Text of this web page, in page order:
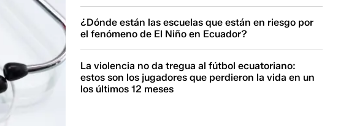
¿Dónde están las escuelas que están en riesgo por
el fenómeno de El Niño en Ecuador?
La violencia no da tregua al fútbol ecuatoriano:
estos son los jugadores que perdieron la vida en un
los últimos 12 meses